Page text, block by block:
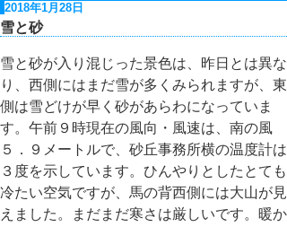
2018年1月28日
雪と砂
雪と砂が入り混じった景色は、昨日とは異な
り、西側にはまだ雪が多くみられますが、東
側は雪どけが早く砂があらわになっていま
す。午前９時現在の風向・風速は、南の風
５．９メートルで、砂丘事務所横の温度計は
３度を示しています。ひんやりとしたとても
冷たい空気ですが、馬の背西側には大山が見
えました。まだまだ寒さは厳しいです。暖か